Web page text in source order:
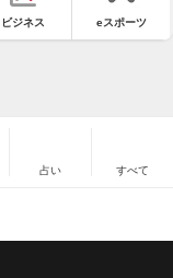
ビジネス eスポーツ
占い すべて